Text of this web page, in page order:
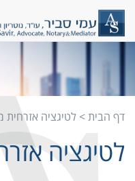
דף הבית> לטיגציה אזרחית
לטיגציה